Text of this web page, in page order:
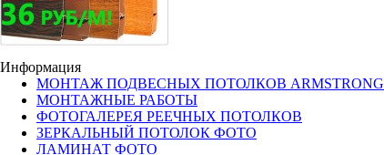
Информация
МОНТАЖ ПОДВЕСНЫХ ПОТОЛКОВ ARMSTRONG
МОНТАЖНЫЕ РАБОТЫ
ФОТОГАЛЕРЕЯ РЕЕЧНЫХ ПОТОЛКОВ
ЗЕРКАЛЬНЫЙ ПОТОЛОК ФОТО
ЛАМИНАТ ФОТО